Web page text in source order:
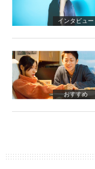
インタビュー
おすすめ